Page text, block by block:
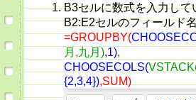
B3セルに数式を入力して
B2:E2セルのフィールド
=GROUPBY(
月,九月),1),
CHOOSECOLS(
{2,3,4}),SUM)